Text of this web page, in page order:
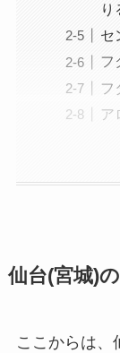
り
セ
フ
フ
ア
仙台(宮城)
ここからは、